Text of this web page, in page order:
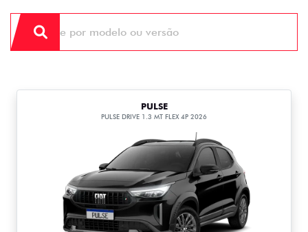
PULSE
PULSE DRIVE 1.3 MT FLEX 4P 2026